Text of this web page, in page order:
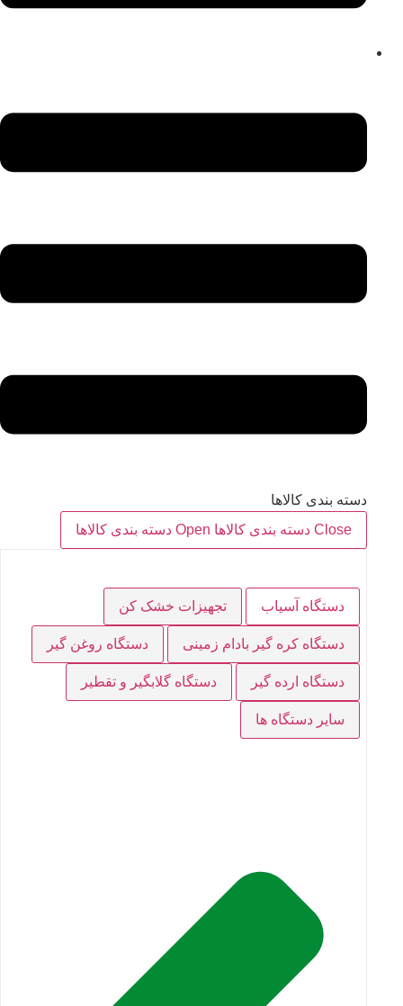
دسته بندی کالاها
Close دسته بندی کالاها
Open دسته بندی کالاها
دستگاه آسیاب تجهیزات خشک کن
دستگاه کره گیر بادام زمینی دستگاه روغن گیر
دستگاه ارده گیر دستگاه گلابگیر و تقطیر
سایر دستگاه ها